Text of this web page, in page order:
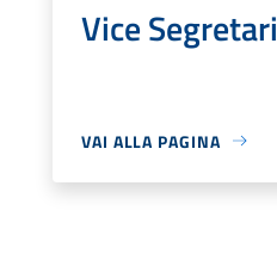
Vice
VAI ALLA PAGINA